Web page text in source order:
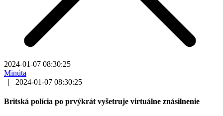
2024-01-07 08:30:25
Minúta
|
2024-01-07 08:30:25
Britská polícia po prvýkrát vyšetruje virtuálne znásilnenie